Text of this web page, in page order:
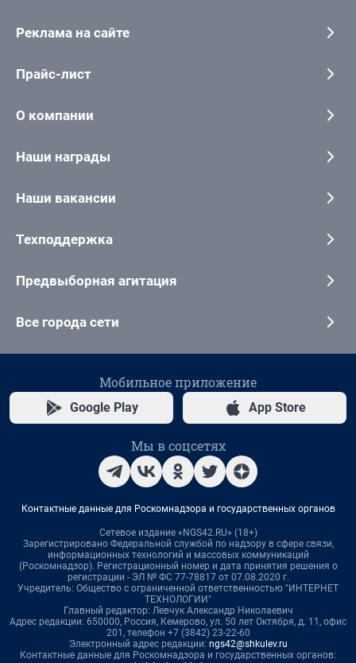
Реклама на сайте
Прайс-лист
О компании
Наши награды
Наши вакансии
Техподдержка
Предвыборная агитация
Все города сети
Мобильное приложение
Google Play App Store
Мы в соцсетях
Контактные данные для Роскомнадзора и государственных органов
Сетевое издание «NGS42.RU» (18+)
Зарегистрировано Федеральной службой по надзору в сфере связи,
информационных технологий и массовых коммуникаций
(Роскомнадзор). Регистрационный номер и дата принятия решения о
регистрации - ЭЛ № ФС 77-78817 от 07.08.2020 г.
Учредитель: Общество с ограниченной ответственностью "ИНТЕРНЕТ
ТЕХНОЛОГИИ"
Главный редактор: Левчук Александр Николаевич
Адрес редакции: 650000, Россия, Кемерово, ул. 50 лет Октября, д. 11, офис
201, телефон +7 (3842) 23-22-60
Электронный адрес редакции: ngs42@shkulev.ru
Контактные данные для Роскомнадзора и государственных органов: